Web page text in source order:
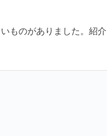
ものがありました。紹介